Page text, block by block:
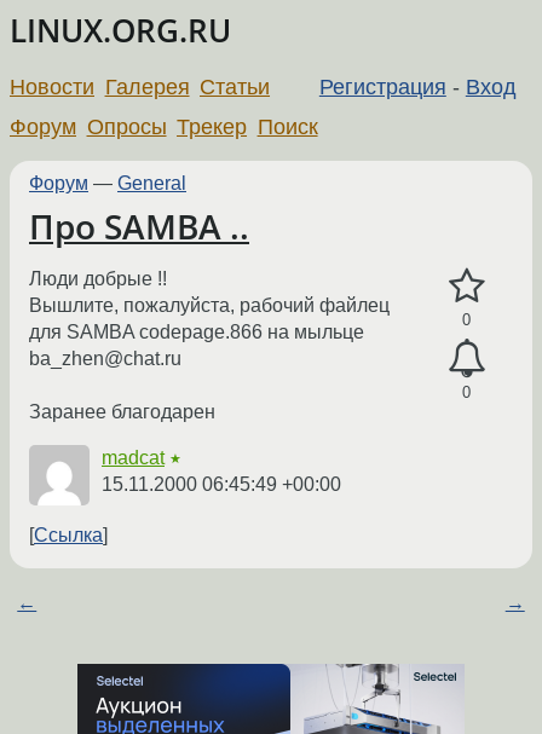
LINUX.ORG.RU
Регистрация - Вход
Новости Галерея Статьи
Форум Опросы Трекер Поиск
Форум — General
Про SAMBA ..
0
0
Люди добрые !!
Вышлите, пожалуйста, рабочий файлец
для SAMBA codepage.866 на мыльце
ba_zhen@chat.ru
Заранее благодарен
madcat ★
15.11.2000 06:45:49 +00:00
Ссылка
← →